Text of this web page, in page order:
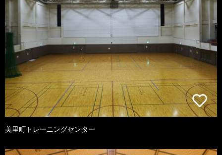
美里町トレーニングセンター